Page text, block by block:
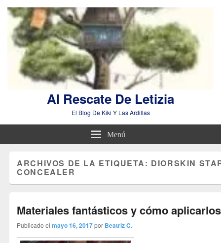
Al Rescate De Letizia
El Blog De Kiki Y Las Ardillas
Menú
ARCHIVOS DE LA ETIQUETA: DIORSKIN
CONCEALER
Materiales fantásticos y cómo aplicarlos
Publicado el mayo 16, 2017por Beatriz C.